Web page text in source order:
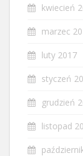
kwiecień
marzec
luty 2017
styczeń
grudzień
listopad